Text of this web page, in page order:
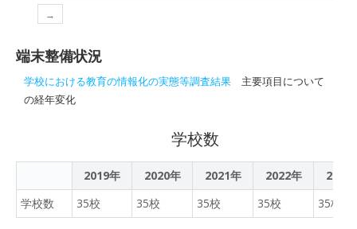
は一斉授業で学んで中学の
自由進度学習で学んでいる
そうです。 5階の数学室
の授業の最初では、長塚先
生が授業のめあて「円の中
心を作図しよう」と、自由
進度学習で取り組んでほし
が首位でした。「（教育機
せん。教員の不安に応える
供しました。海外での成功
事例を伝えたことも好評で
した」―グーグルの収益源
端末が多くありましたが、
などもありました。
う本末転倒にも陥りがちだ
とってデジタルは当たり前
果的に使えば楽しく学習で
き、驚きの効果が表れるこ
ともある。東京都墨田区の
付→
端末整備状況
学校における教育の情報化の実態等調査結果 主要項目について
の経年変化
学校数
2019年 2020年 2021年 2022年
2023
学校数
35校 35校 35校 35校 35校